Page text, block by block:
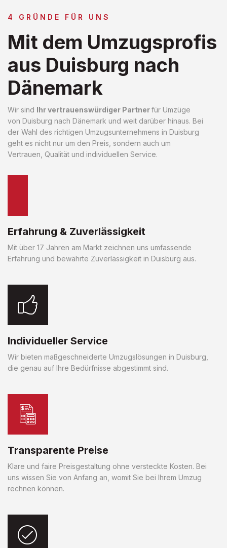
4 GRÜNDE FÜR UNS
Mit dem Umzugsprofis
aus Duisburg nach
Dänemark
Wir sind Ihr vertrauenswürdiger Partnerfür Umzüge
von Duisburg nach Dänemark und weit darüber hinaus. Bei
der Wahl des richtigen Umzugsunternehmens in Duisburg
geht es nicht nur um den Preis, sondern auch um
Vertrauen, Qualität und individuellen Service.
Erfahrung & Zuverlässigkeit
Mit über 17 Jahren am Markt zeichnen uns umfassende
Erfahrung und bewährte Zuverlässigkeit in Duisburg aus.
Individueller Service
Wir bieten maßgeschneiderte Umzugslösungen in Duisburg,
die genau auf Ihre Bedürfnisse abgestimmt sind.
Transparente Preise
Klare und faire Preisgestaltung ohne versteckte Kosten. Bei
uns wissen Sie von Anfang an, womit Sie bei Ihrem Umzug
rechnen können.